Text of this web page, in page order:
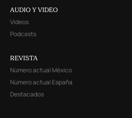
AUDIO Y VIDEO
Videos
Podcasts
REVISTA
Número actual México
Número actual España
Destacados